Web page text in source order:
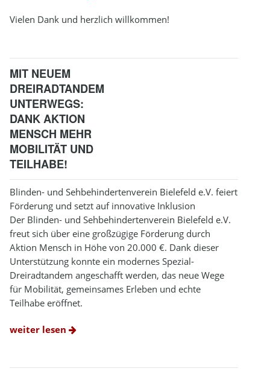
Vielen Dank und herzlich willkommen!
MIT NEUEM
DREIRADTANDEM
UNTERWEGS:
DANK AKTION
MENSCH MEHR
MOBILITÄT UND
TEILHABE!
Blinden- und Sehbehindertenverein Bielefeld e.V. feiert
Förderung und setzt auf innovative Inklusion
Der Blinden- und Sehbehindertenverein Bielefeld e.V.
freut sich über eine großzügige Förderung durch
Aktion Mensch in Höhe von 20.000 €. Dank dieser
Unterstützung konnte ein modernes Spezial-
Dreiradtandem angeschafft werden, das neue Wege
für Mobilität, gemeinsames Erleben und echte
Teilhabe eröffnet.
weiter lesen